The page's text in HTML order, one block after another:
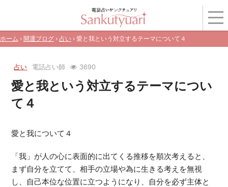
ホーム › 開運ブログ › 占い › 愛と我という対立するテーマについて４
占い 電話占い師 3690
愛と我という対立するテーマについ
て４
愛と我について４
「我」が人の心に表面的に出てくる推移を順次考えると、
まず自分を立てて、相手の立場や為に生きる考えを無視
し、自己本位な位置に立つようになり、自分を必ず主体と